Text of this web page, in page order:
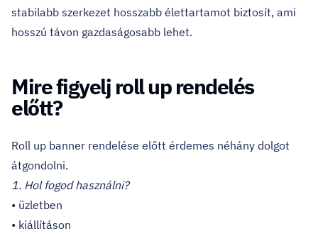
stabilabb szerkezet hosszabb élettartamot biztosít, ami
hosszú távon gazdaságosabb lehet.
Mire figyelj roll up rendelés
előtt?
Roll up banner rendelése előtt érdemes néhány dolgot
átgondolni.
1. Hol fogod használni?
• üzletben
• kiállításon